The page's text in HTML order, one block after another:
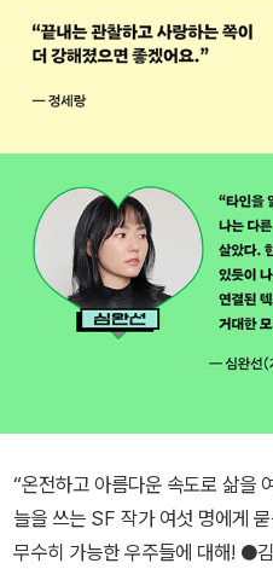
“온전하고 아름다운 속도로 삶을
늘을 쓰는 SF 작가 여섯 명에게
무수히 가능한 우주들에 대해! ●김보영, 김초엽, 듀나, 배명훈, 정소